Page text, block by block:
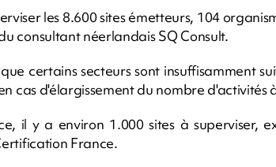
les 8.600 sites émetteurs, 104
consultant néerlandais SQ Consult.
certains secteurs sont insuffisamment
cas d'élargissement du nombre d'activités
il y a environ 1.000 sites à superviser,
France.